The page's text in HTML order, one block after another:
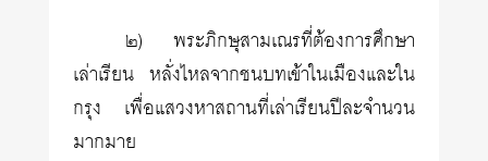
๒) พระภิกษุสามเณรที่ต้องการศึกษา
เล่าเรียน หลั่งไหลจากชนบทเข้าในเมืองและใน
กรุง เพื่อแสวงหาสถานที่เล่าเรียนปีละจำนวน
มากมาย